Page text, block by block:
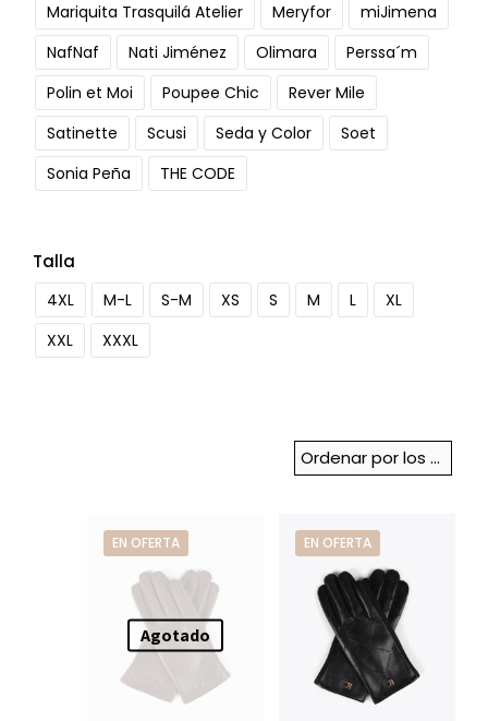
Mariquita Trasquilá Atelier
Meryfor
miJimena
NafNaf
Nati Jiménez Olimara
Perssa´m
Polin et Moi
Poupee Chic
Rever Mile
Satinette
Scusi Seda y Color
Soet
Sonia Peña
THE CODE
Talla
4XL M-L S-M XS S M L
XL
XXL
XXXL
EN OFERTA
Agotado
EN OFERTA